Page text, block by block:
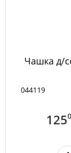
Чашка д/
044119
125